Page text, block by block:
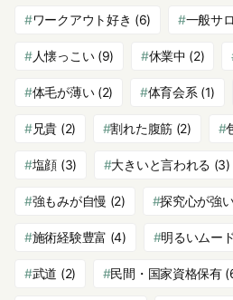
ワークアウト好き (6) 一般サ
人懐っこい(9) 休業中 (2)
体毛が薄い(2) 体育会系 (1)
兄貴 (2) 割れた腹筋(2)
塩顔 (3) 大きいと言われる (3)
強もみが自慢 (2) 探究心が強
施術経験豊富 (4) 明るいムー
武道 (2) 民間・国家資格保有